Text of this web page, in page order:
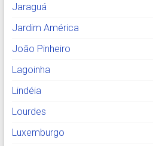
Jaraguá
Jardim América
João Pinheiro
Lagoinha
Lindéia
Lourdes
Luxemburgo